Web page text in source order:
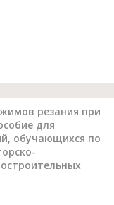
резания при
для
обучающихся по